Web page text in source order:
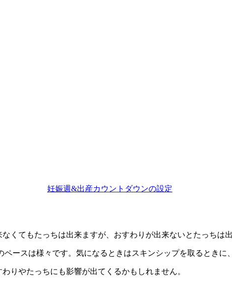
妊娠週&出産カウントダウンの設定
くてもたっちは出来ますが、おすわりが出来ないとたっちは
ースは様々です。気になるときはスキンシップを取るときに
りやたっちにも影響が出てくるかもしれません。